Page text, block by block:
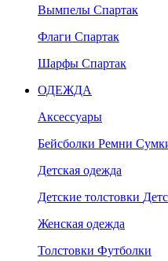
Вымпелы Спартак
Флаги Спартак
Шарфы Спартак
ОДЕЖДА
Аксессуары
Бейсболки Ремни
Детская одежда
Детские толстовки
Женская одежда
Толстовки Футболки